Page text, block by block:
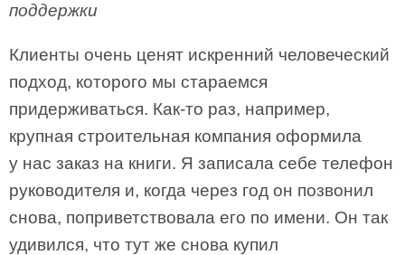
поддержки
Клиенты очень ценят искренний человеческий
подход, которого мы стараемся
придерживаться. Как-то раз, например,
крупная строительная компания оформила
у нас заказ на книги. Я записала себе телефон
руководителя и, когда через год он позвонил
снова, поприветствовала его по имени. Он так
удивился, что тут же снова купил